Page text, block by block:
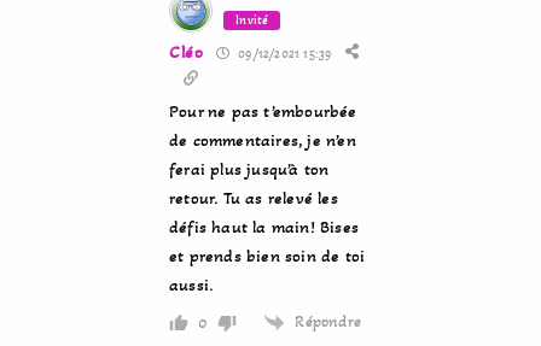
Invité
Cléo 09/12/2021 15:39
Pour ne pas t’embourbée
de commentaires, je n’en
ferai plus jusqu’à ton
retour. Tu as relevé les
défis haut la main! Bises
et prends bien soin de toi
aussi.
0 Répondre